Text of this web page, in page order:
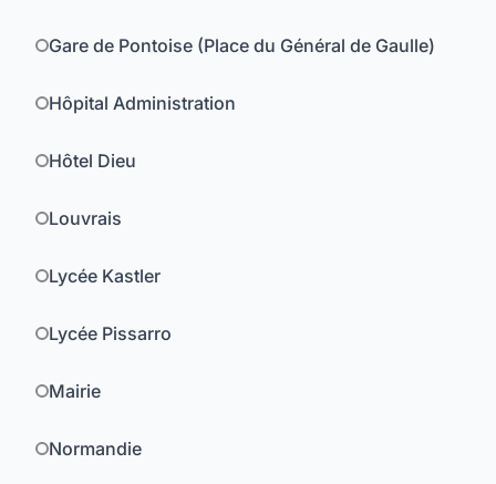
Gare de Pontoise (Place du Général de Gaulle)
Hôpital Administration
Hôtel Dieu
Louvrais
Lycée Kastler
Lycée Pissarro
Mairie
Normandie